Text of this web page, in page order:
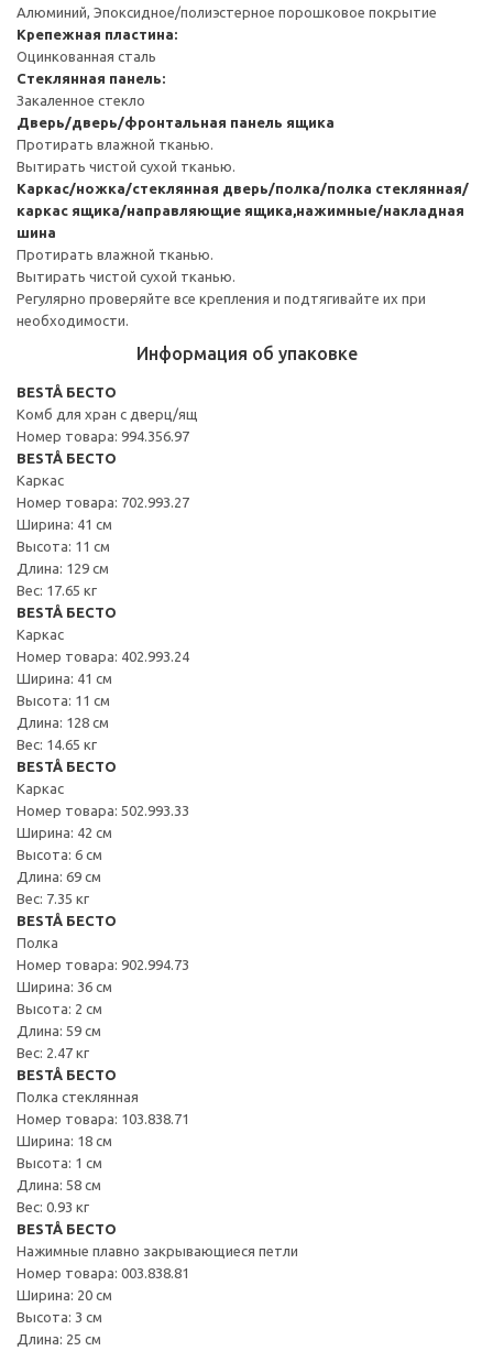
Алюминий, Эпоксидное/полиэстерное порошковое покрытие
Крепежная пластина:
Оцинкованная сталь
Стеклянная панель:
Закаленное стекло
Дверь/дверь/фронтальная панель ящика
Протирать влажной тканью.
Вытирать чистой сухой тканью.
Каркас/ножка/стеклянная дверь/полка/полка стеклянная/
каркас ящика/направляющие ящика,нажимные/накладная
шина
Протирать влажной тканью.
Вытирать чистой сухой тканью.
Регулярно проверяйте все крепления и подтягивайте их при
необходимости.
Информация об упаковке
BESTÅ БЕСТО
Комб для хран с дверц/ящ
Номер товара: 994.356.97
BESTÅ БЕСТО
Каркас
Номер товара: 702.993.27
Ширина: 41 см
Высота: 11 см
Длина: 129 см
Вес: 17.65 кг
BESTÅ БЕСТО
Каркас
Номер товара: 402.993.24
Ширина: 41 см
Высота: 11 см
Длина: 128 см
Вес: 14.65 кг
BESTÅ БЕСТО
Каркас
Номер товара: 502.993.33
Ширина: 42 см
Высота: 6 см
Длина: 69 см
Вес: 7.35 кг
BESTÅ БЕСТО
Полка
Номер товара: 902.994.73
Ширина: 36 см
Высота: 2 см
Длина: 59 см
Вес: 2.47 кг
BESTÅ БЕСТО
Полка стеклянная
Номер товара: 103.838.71
Ширина: 18 см
Высота: 1 см
Длина: 58 см
Вес: 0.93 кг
BESTÅ БЕСТО
Нажимные плавно закрывающиеся петли
Номер товара: 003.838.81
Ширина: 20 см
Высота: 3 см
Длина: 25 см